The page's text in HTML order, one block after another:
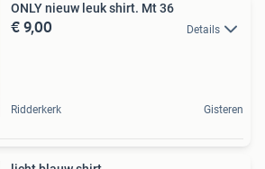
ONLY nieuw leuk shirt. Mt 36
€ 9,00 Details
Ridderkerk Gisteren